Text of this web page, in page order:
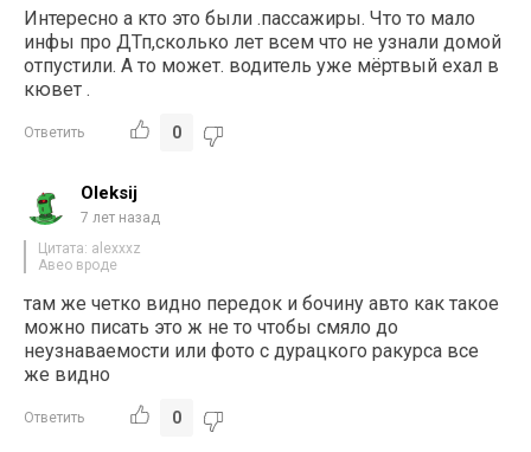
Интересно а кто это были .пассажиры. Что то мало
инфы про ДТп,сколько лет всем что не узнали домой
отпустили. А то может. водитель уже мёртвый ехал в
кювет .
Ответить 0
Oleksij
7 лет назад
Цитата: alexxxz
Авео вроде
там же четко видно передок и бочину авто как такое
можно писать это ж не то чтобы смяло до
неузнаваемости или фото с дурацкого ракурса все
же видно
Ответить 0